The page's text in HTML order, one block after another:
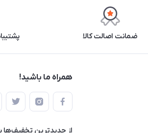
ضمانت اصالت کالا پشتیبانی ۲۴
همراه ما باشید!
از جدید‌ترین تخفیف‌ها